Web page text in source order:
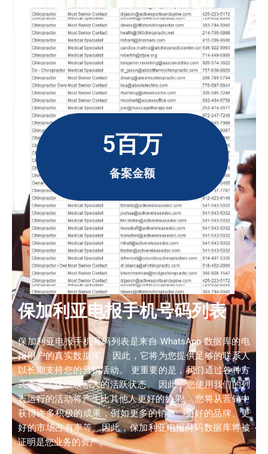
5百万
备案金额
保加利亚电报手机号码列表
保加利亚电报手机号码列表是来自 WhatsApp 数据库的电
报用户的真实数据库。 因此，它将为您提供足够的联系人
以长期支持您的营销活动。 更重要的是，我们通过各种方
式查看了这些联系人的活跃状态。 因此，您使用我们的列
表运行的活动将产生比其他人更好的结果。 您将从营销中
获得许多积极的成果，例如更多的销售、更好的品牌、更
好的市场占有率等。因此，保加利亚电报号码数据库将被
证明是您业务的资产。